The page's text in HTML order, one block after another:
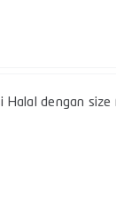
dengan size